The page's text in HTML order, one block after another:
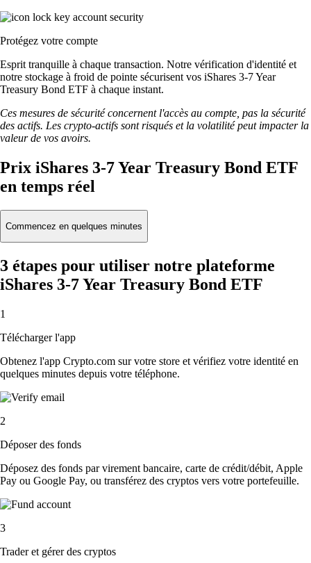
Protégez votre compte
Esprit tranquille à chaque transaction. Notre vérification d'identité et
notre stockage à froid de pointe sécurisent vos iShares 3-7 Year
Treasury Bond ETF à chaque instant.
Ces mesures de sécurité concernent l'accès au compte, pas la sécurité
des actifs. Les crypto-actifs sont risqués et la volatilité peut impacter la
valeur de vos avoirs.
Prix iShares 3-7 Year Treasury Bond ETF
en temps réel
Commencez en quelques minutes
3 étapes pour utiliser notre plateforme
iShares 3-7 Year Treasury Bond ETF
1
Télécharger l'app
Obtenez l'app Crypto.com sur votre store et vérifiez votre identité en
quelques minutes depuis votre téléphone.
2
Déposer des fonds
Déposez des fonds par virement bancaire, carte de crédit/débit, Apple
Pay ou Google Pay, ou transférez des cryptos vers votre portefeuille.
3
Trader et gérer des cryptos